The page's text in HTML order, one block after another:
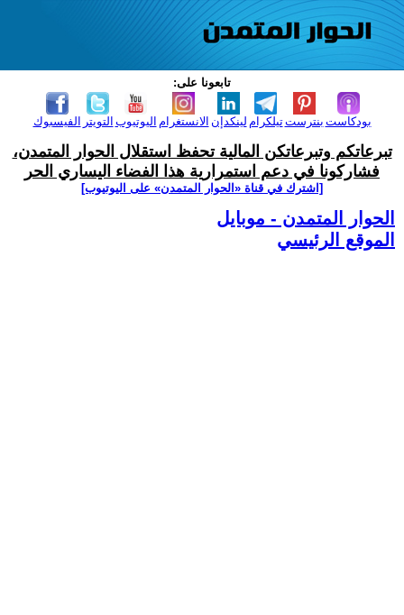
تابعونا على:
الفيسبوك التويتر اليوتيوب الانستغرام لينكدإن تيلكرامبنترست بودكاست
تبرعاتكم وتبرعاتكن المالية تحفظ استقلال الحوار المتمدن،
فشاركونا في دعم استمرارية هذا الفضاء اليساري الحر
[اشترك في قناة ‫«الحوار المتمدن» على اليوتيوب]
الحوار المتمدن - موبايل
الموقع الرئيسي